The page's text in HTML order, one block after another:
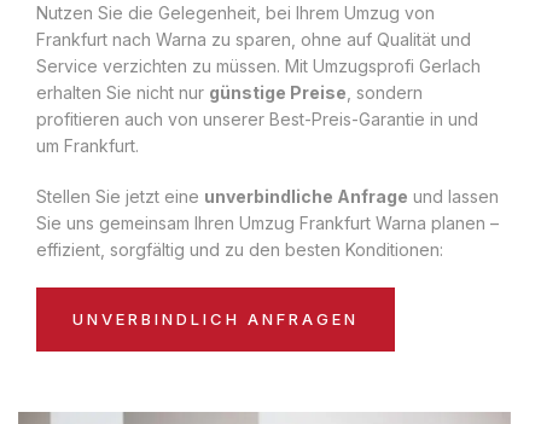
Nutzen Sie die Gelegenheit, bei Ihrem Umzug von
Frankfurt nach Warna zu sparen, ohne auf Qualität und
Service verzichten zu müssen. Mit Umzugsprofi Gerlach
erhalten Sie nicht nur günstige Preise , sondern
profitieren auch von unserer Best-Preis-Garantie in und
um Frankfurt.
Stellen Sie jetzt eine unverbindliche Anfrage und lassen
Sie uns gemeinsam Ihren Umzug Frankfurt Warna planen –
effizient, sorgfältig und zu den besten Konditionen:
UNVERBINDLICH ANFRAGEN